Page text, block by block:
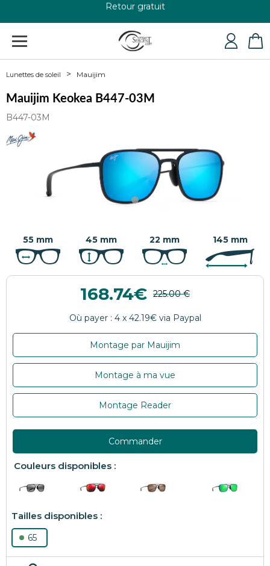
+33 4 79 24 76 84
Lunettes de soleil Mauijim
Mauijim Keokea B447-03M
B447-03M
55 mm 45 mm 22 mm 145 mm
168.74
Montage par Mauijim
Montage à ma vue
Montage Reader
Commander
65